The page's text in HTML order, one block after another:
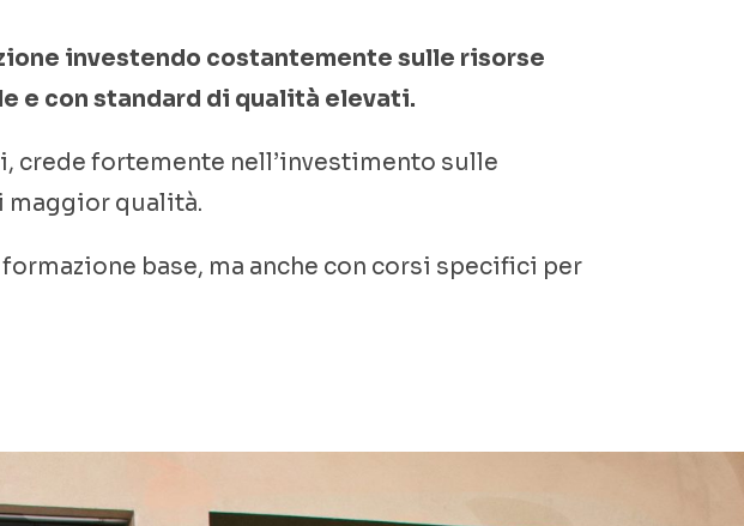
investendo costantemente sulle risorse
e con standard di qualità elevati.
crede fortemente nell’investimento sulle
maggior qualità.
base, ma anche con corsi specifici per